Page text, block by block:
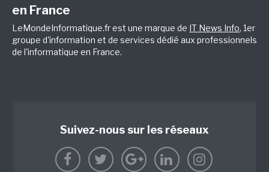
en France
LeMondeInformatique.fr est une marque de IT News Info, 1er
groupe d'information et de services dédié aux professionnels
de l'informatique en France.
Suivez-nous sur les réseaux